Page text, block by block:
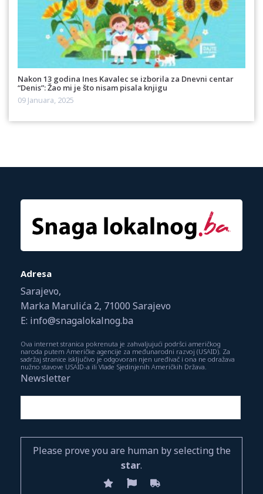
Nakon 13 godina Ines Kavalec se izborila za Dnevni centar
“Denis”: Žao mi je što nisam pisala knjigu
09 Januara, 2025
Adresa
Sarajevo,
Marka Marulića 2, 71000 Sarajevo
E: info@snagalokalnog.ba
Ova internet stranica pokrenuta je zahvaljujući podršci američkog
naroda putem Američke agencije za međunarodni razvoj (USAID). Za
sadržaj stranice isključivo je odgovoran njen uređivač i ona ne odražava
nužno stavove USAID-a ili Vlade Sjedinjenih Američkih Država.
Newsletter
Please prove you are human by selecting the
star.